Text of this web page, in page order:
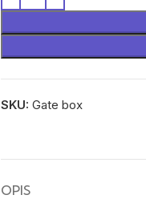
SKU: Gate box
OPIS